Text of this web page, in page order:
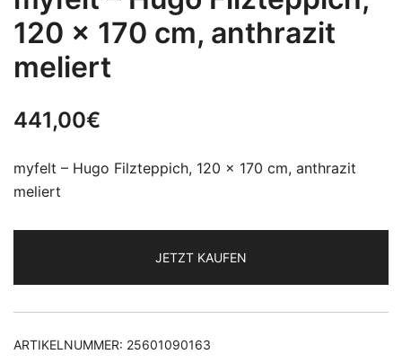
120 x 170 cm, anthrazit
meliert
441,00€
myfelt – Hugo Filzteppich, 120 x 170 cm, anthrazit
meliert
JETZT KAUFEN
ARTIKELNUMMER: 25601090163